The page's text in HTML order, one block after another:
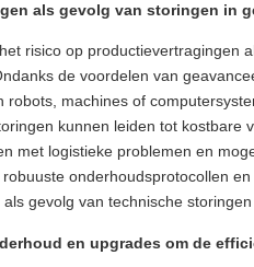
als gevolg van storingen in
risico op productievertragingen
de voordelen van
robots, machines of
kunnen leiden tot kostbare
met logistieke problemen en
onderhoudsprotocollen
gevolg van technische
en upgrades om de